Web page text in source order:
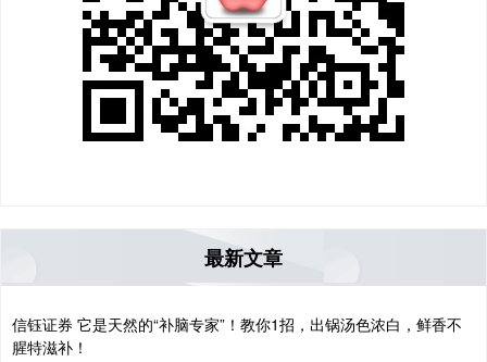
最新文章
信钰证券 它是天然的“补脑专家”！教你1招，出锅汤色浓白，鲜香不
腥特滋补！